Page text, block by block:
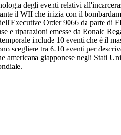
degli eventi relativi
il WII che inizia con il
Order 9066 da parte di
e riparazioni emesse da Ronald
include 10 eventi che è il
scegliere tra 6-10 eventi per
americana giapponese negli Stati